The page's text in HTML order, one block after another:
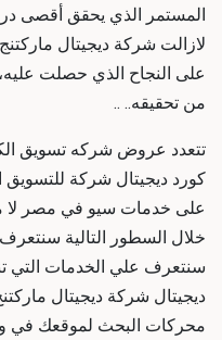
المستمر الذي يحقق أقصى
لازالت شركة ديجيتال ماركتنج
على النجاح الذي حصلت
من تحقيقه.. ..
تتعدد عروض شركه تسويق
كورد ديجيتال شركة للتسويق
على خدمات سيو في مصر لا
خلال السطور التالية
سنتعرف علي الخدمات التي
ديجيتال شركة ديجيتال
محركات البحث لموقعك